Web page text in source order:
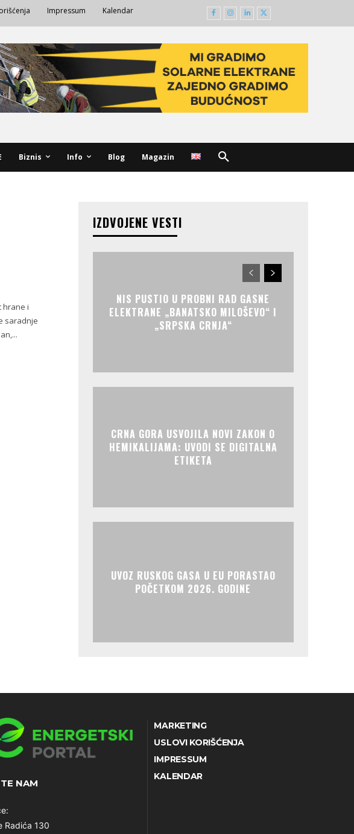
Impressum Kalendar
Biznis Info Blog Magazin
hrane i
saradnje
IZDVOJENE VESTI
NIS PUSTIO U PROBNI RAD GASNE
ELEKTRANE „BANATSKO MILOŠEVO“ I
„SRPSKA CRNJA“
CRNA GORA USVOJILA NOVI ZAKON O
HEMIKALIJAMA: UVODI SE DIGITALNA
ETIKETA
UVOZ RUSKOG GASA U EU PORASTAO
POČETKOM 2026. GODINE
NAM
Radića 130
MARKETING
USLOVI KORIŠĆENJA
IMPRESSUM
KALENDAR